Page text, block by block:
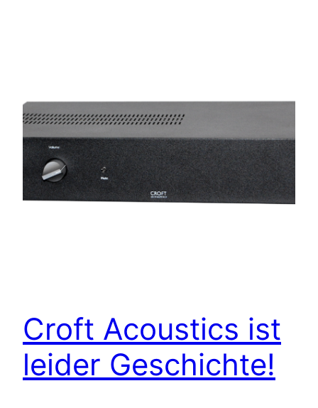
Croft Acoustics ist
leider Geschichte!